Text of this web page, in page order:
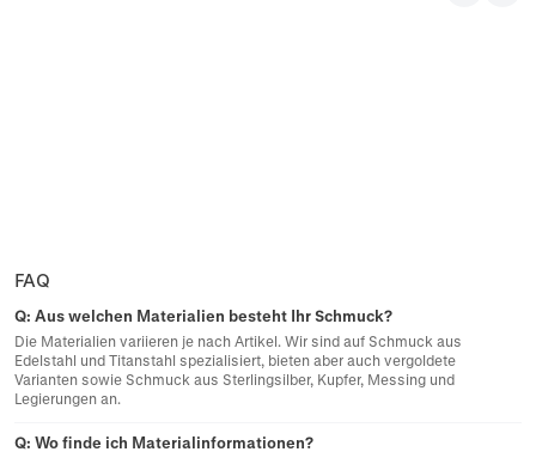
FAQ
Q: Aus welchen Materialien besteht Ihr Schmuck?
Die Materialien variieren je nach Artikel. Wir sind auf Schmuck aus
Edelstahl und Titanstahl spezialisiert, bieten aber auch vergoldete
Varianten sowie Schmuck aus Sterlingsilber, Kupfer, Messing und
Legierungen an.
Q: Wo finde ich Materialinformationen?